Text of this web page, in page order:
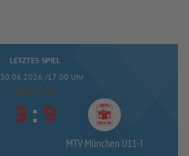
LETZTES SPIEL
30.06.2026 /17:00 Uhr
ABPFIFF
 : 
MTV München U11-I